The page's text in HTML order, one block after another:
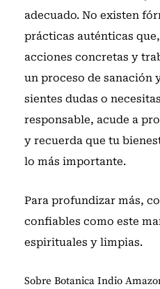
adecuado. No existen
prácticas auténticas
acciones concretas y
un proceso de sanación
sientes dudas o
responsable, acude a
y recuerda que tu
lo más importante.
Para profundizar más,
confiables como este
espirituales y limpias.
Sobre Botanica Indio